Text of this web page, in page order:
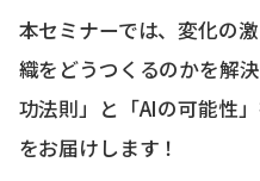
本セミナーでは、変化の
織をどうつくるのかを解
功法則」と「AIの可能性
をお届けします！